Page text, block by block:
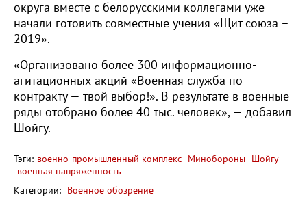
округа вместе с белорусскими коллегами уже
начали готовить совместные учения «Щит союза –
2019».
«Организовано более 300 информационно-
агитационных акций «Военная служба по
контракту — твой выбор!». В результате в военные
ряды отобрано более 40 тыс. человек», — добавил
Шойгу.
Тэги: военно-промышленный комплекс Минобороны Шойгу
военная напряженность
Категории: Военное обозрение